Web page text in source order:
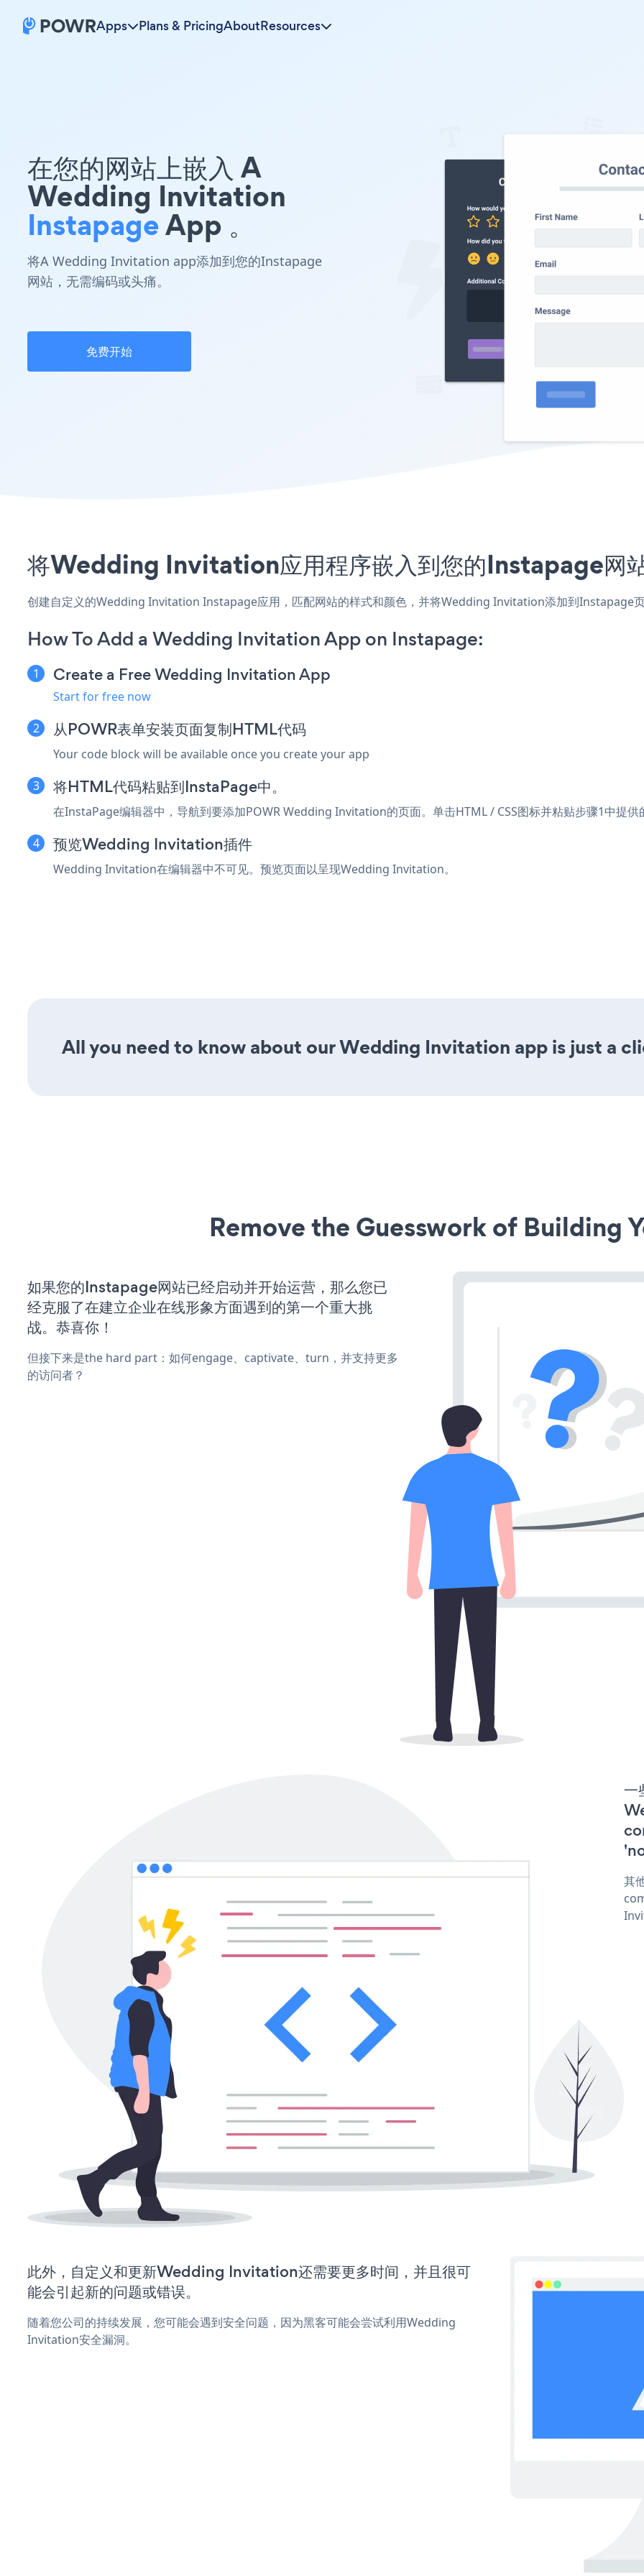
Apps Plans & PricingAboutResources
在您的网站上嵌入 A
Wedding Invitation
InstapageApp 。
将A Wedding Invitation app添加到您的Instapage
网站，无需编码或头痛。
免费开始
将Wedding Invitation应用程序嵌入到您的Instapage网
创建自定义的Wedding Invitation Instapage应用，匹配网站的样式和颜色，并将Wedding Invitation添加到Instapage
How To Add a Wedding Invitation App on Instapage:
Create a Free Wedding Invitation App
Start for free now
从POWR表单安装页面复制HTML代码
Your code block will be available once you create your app
将HTML代码粘贴到InstaPage中。
在InstaPage编辑器中，导航到要添加POWR Wedding Invitation的页面。单击HTML / CSS图标并粘贴步骤1中提供
预览Wedding Invitation插件
Wedding Invitation在编辑器中不可见。预览页面以呈现Wedding Invitation。
All you need to know about our Wedding Invitation app is just a
Remove the Guesswork of Building
如果您的Instapage网站已经启动并开始运营，那么您已
经克服了在建立企业在线形象方面遇到的第一个重大挑
战。恭喜你！
但接下来是the hard part：如何engage、captivate、turn，并支持更多
的访问者？
一
其
此外，自定义和更新Wedding Invitation还需要更多时间，并且很可
能会引起新的问题或错误。
随着您公司的持续发展，您可能会遇到安全问题，因为黑客可能会尝试利用Wedding
Invitation安全漏洞。